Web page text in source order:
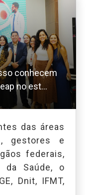
conhecem
no est...
das áreas
gestores e
federais,
Saúde, o
Dnit, IFMT,